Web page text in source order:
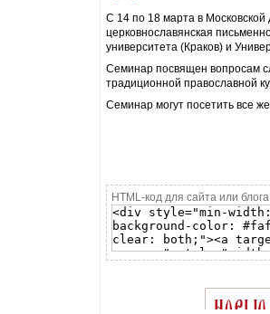
С 14 по 18 марта в
церковнославянская
университета (Краков) и
Семинар посвящен вопросам
традиционной православной
Семинар могут посетить все
HTML-код для сайта или